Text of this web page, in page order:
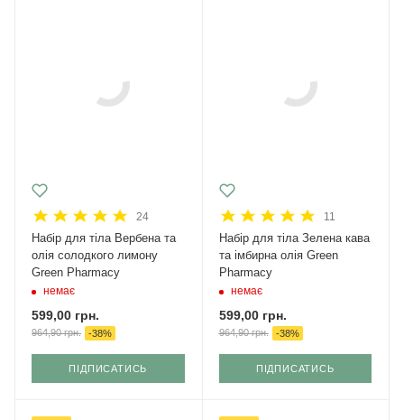
24
Набір для тіла Вербена та
олія солодкого лимону
Green Pharmacy
немає
599,00 грн.
964,90грн. -38%
ПІДПИСАТИСЬ
11
Набір для тіла Зелена кава
та імбирна олія Green
Pharmacy
немає
599,00грн.
964,90грн. -38%
ПІДПИСАТИСЬ